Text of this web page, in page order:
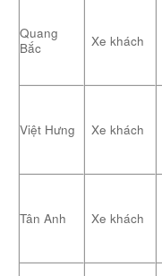
Quang
Bắc
Xe khách
Việt Hưng Xe khách
Tân Anh Xe khách